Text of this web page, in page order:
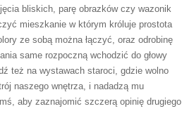
bliskich, parę obrazków czy wazonik
mieszkanie w którym króluje prostota
ze sobą można łączyć, oraz odrobinę
same rozpoczną wchodzić do głowy
też na wystawach staroci, gdzie wolno
naszego wnętrza, i nadadzą mu
aby zaznajomić szczerą opinię drugiego